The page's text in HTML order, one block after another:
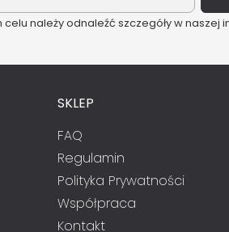
należy odnaleźć szczegóły w naszej
SKLEP
FAQ
Regulamin
Polityka Prywatności
Współpraca
Kontakt